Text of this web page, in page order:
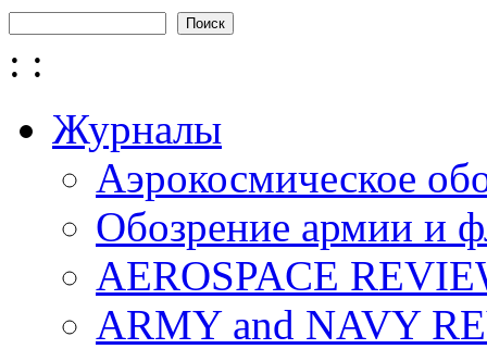
Форма поиска
: :
Журналы
Аэрокосмическое
Обозрение армии и
AEROSPACE
ARMY and NAVY